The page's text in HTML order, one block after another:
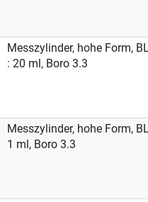
Messzylinder, hohe Form,
: 20 ml, Boro 3.3
Messzylinder, hohe Form,
1 ml, Boro 3.3